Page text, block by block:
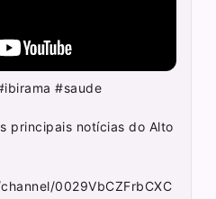
#saude
principais notícias do Alto
0029VbCZFrbCXC